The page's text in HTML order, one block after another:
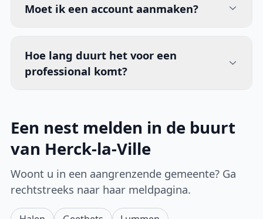
Moet ik een account aanmaken?
Hoe lang duurt het voor een
professional komt?
Een nest melden in de buurt
van Herck-la-Ville
Woont u in een aangrenzende gemeente? Ga
rechtstreeks naar haar meldpagina.